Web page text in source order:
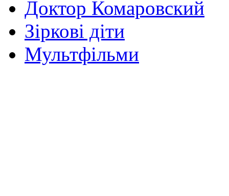
Доктор Комаровский
Зіркові діти
Мультфільми